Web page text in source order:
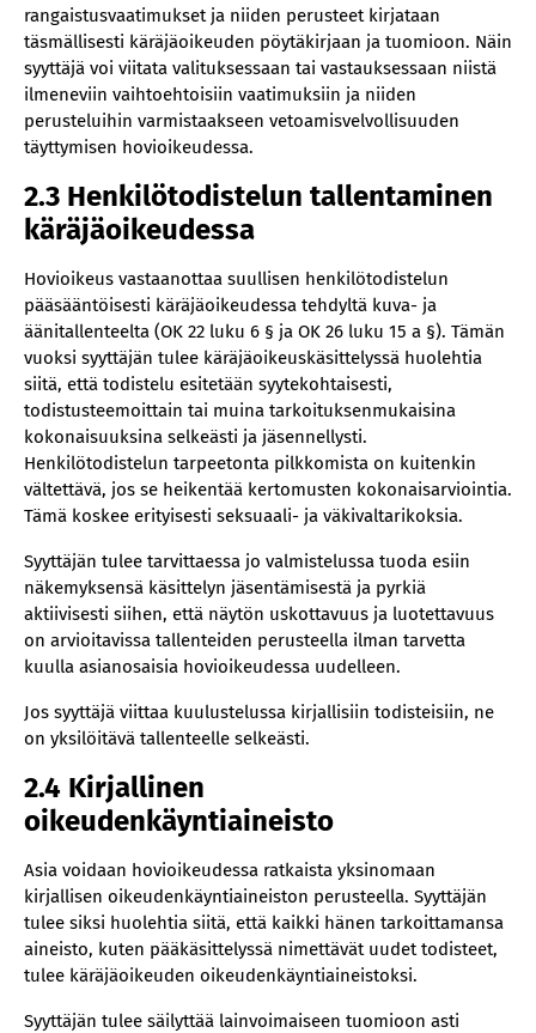
rangaistusvaatimukset ja niiden perusteet kirjataan
täsmällisesti käräjäoikeuden pöytäkirjaan ja tuomioon. Näin
syyttäjä voi viitata valituksessaan tai vastauksessaan niistä
ilmeneviin vaihtoehtoisiin vaatimuksiin ja niiden
perusteluihin varmistaakseen vetoamisvelvollisuuden
täyttymisen hovioikeudessa.
2.3 Henkilötodistelun tallentaminen
käräjäoikeudessa
Hovioikeus vastaanottaa suullisen henkilötodistelun
pääsääntöisesti käräjäoikeudessa tehdyltä kuva- ja
äänitallenteelta (OK 22 luku 6 § ja OK 26 luku 15 a §). Tämän
vuoksi syyttäjän tulee käräjäoikeuskäsittelyssä huolehtia
siitä, että todistelu esitetään syytekohtaisesti,
todistusteemoittain tai muina tarkoituksenmukaisina
kokonaisuuksina selkeästi ja jäsennellysti.
Henkilötodistelun tarpeetonta pilkkomista on kuitenkin
vältettävä, jos se heikentää kertomusten kokonaisarviointia.
Tämä koskee erityisesti seksuaali- ja väkivaltarikoksia.
Syyttäjän tulee tarvittaessa jo valmistelussa tuoda esiin
näkemyksensä käsittelyn jäsentämisestä ja pyrkiä
aktiivisesti siihen, että näytön uskottavuus ja luotettavuus
on arvioitavissa tallenteiden perusteella ilman tarvetta
kuulla asianosaisia hovioikeudessa uudelleen.
Jos syyttäjä viittaa kuulustelussa kirjallisiin todisteisiin, ne
on yksilöitävä tallenteelle selkeästi.
2.4 Kirjallinen
oikeudenkäyntiaineisto
Asia voidaan hovioikeudessa ratkaista yksinomaan
kirjallisen oikeudenkäyntiaineiston perusteella. Syyttäjän
tulee siksi huolehtia siitä, että kaikki hänen tarkoittamansa
aineisto, kuten pääkäsittelyssä nimettävät uudet todisteet,
tulee käräjäoikeuden oikeudenkäyntiaineistoksi.
Syyttäjän tulee säilyttää lainvoimaiseen tuomioon asti